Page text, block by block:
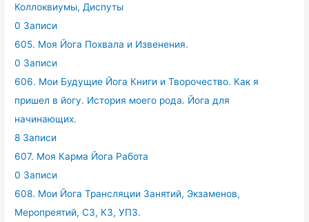
Коллоквиумы, Диспуты
0 Записи
605. Моя Йога Похвала и Извенения.
0 Записи
606. Мои Будущие Йога Книги и Творочество. Как я
пришел в йогу. История моего рода. Йога для
начинающих.
8 Записи
607. Моя Карма Йога Работа
0 Записи
608. Мои Йога Трансляции Занятий, Экзаменов,
Меропреятий, СЗ, КЗ, УПЗ.